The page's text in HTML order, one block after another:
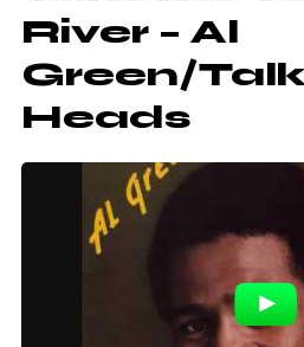
River – Al
Green/
Heads